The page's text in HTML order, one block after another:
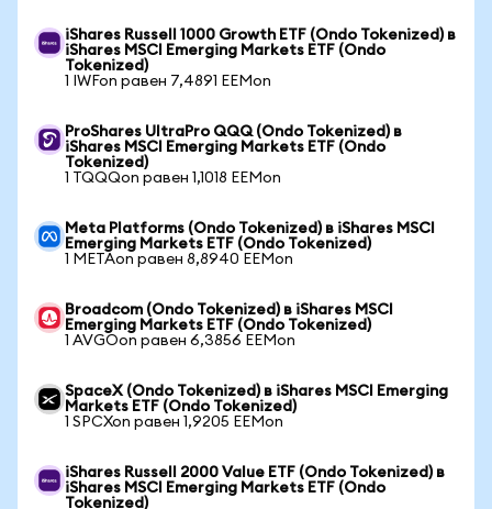
iShares Russell 1000 Growth ETF (Ondo Tokenized) в
iShares MSCI Emerging Markets ETF (Ondo
Tokenized)
1 IWFon равен 7,4891 EEMon
ProShares UltraPro QQQ (Ondo Tokenized) в
iShares MSCI Emerging Markets ETF (Ondo
Tokenized)
1 TQQQon равен 1,1018 EEMon
Meta Platforms (Ondo Tokenized) в iShares MSCI
Emerging Markets ETF (Ondo Tokenized)
1 METAon равен 8,8940 EEMon
Broadcom (Ondo Tokenized) в iShares MSCI
Emerging Markets ETF (Ondo Tokenized)
1 AVGOon равен 6,3856 EEMon
SpaceX (Ondo Tokenized) в iShares MSCI Emerging
Markets ETF (Ondo Tokenized)
1 SPCXon равен 1,9205 EEMon
iShares Russell 2000 Value ETF (Ondo Tokenized) в
iShares MSCI Emerging Markets ETF (Ondo
Tokenized)